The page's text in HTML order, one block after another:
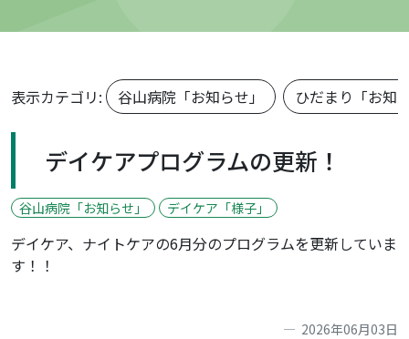
表示カテゴリ: 谷山病院「お知らせ」 ひだまり「お知
デイケアプログラムの更新！
谷山病院「お知らせ」 デイケア「様子」
デイケア、ナイトケアの6月分のプログラムを更新していま
す！！
2026年06月03日